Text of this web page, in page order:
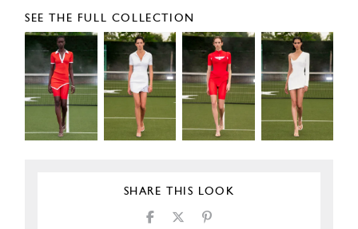
SEE THE FULL COLLECTION
SHARE THIS LOOK